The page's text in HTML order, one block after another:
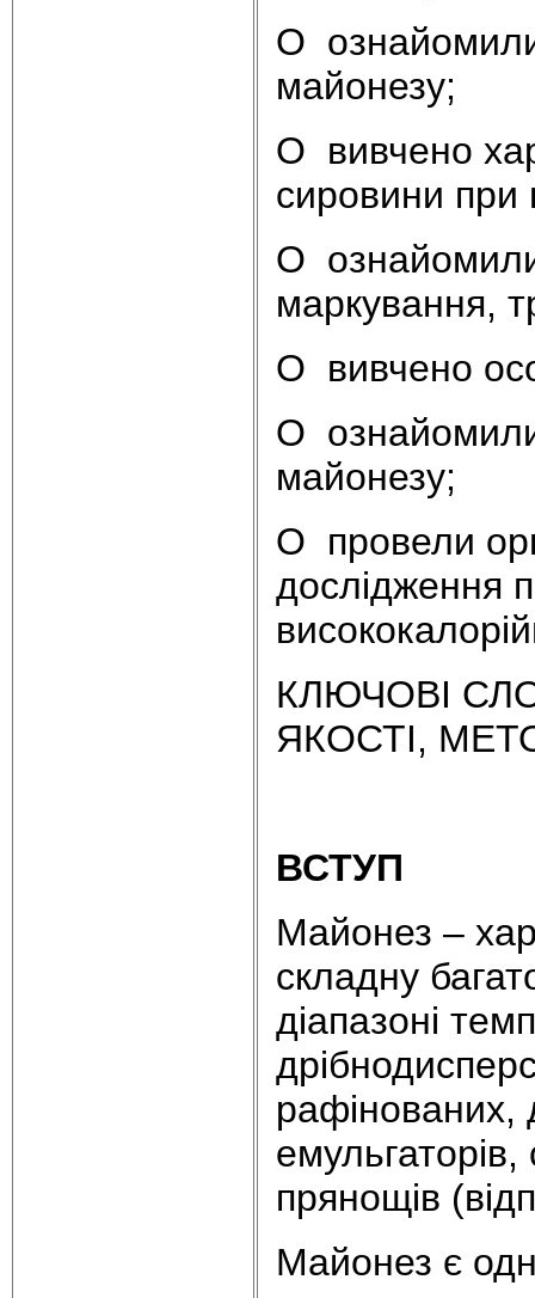
O
майонезу;
O вивчено
сировини при
O
маркування,
O вивчено
O
майонезу;
O провели
дослідження
КЛЮЧОВІ
ЯКОСТІ,
ВСТУП
Майонез –
складну
діапазоні
рафінованих,
емульгаторів,
прянощів
Майонез є